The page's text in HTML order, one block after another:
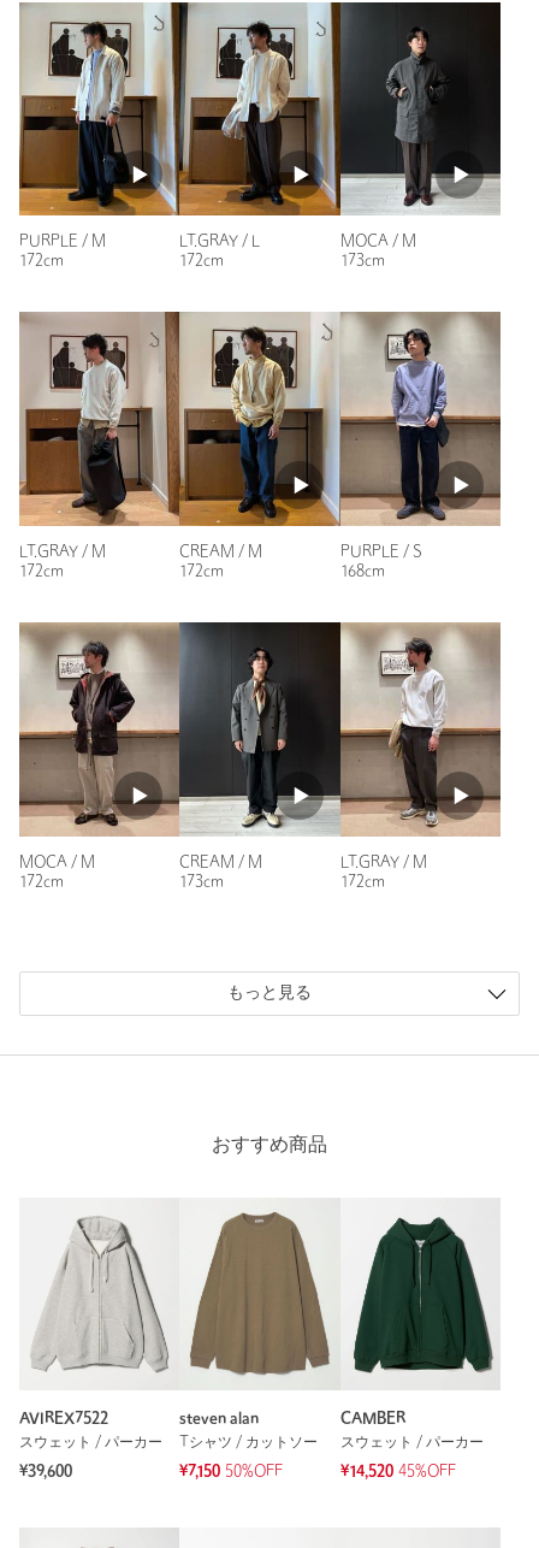
COTTON100％
洗濯表示 洗濯機洗い可(弱) 洗濯表示について
原産国 中国製
商品番号 8112-1-000006
性別：
年代： 40代後半
身長：185cm
普段の着用サイズ：
XL～
3人が参考になったと回答
参考になった
ニックネーム： NC
投稿日： 2026年1月11日
購入サイズ：S
｜
購入カラー：CREAM
購入商品のサイズ感：少し大きい
身幅にはゆとりがあり、ボトムスは細めよりも少し太めのシル
エットの方が合うと思います。
た。
性別：男性
年代：30代後半
身長：173cm
普段の着用サイズ：
3人が参考になったと回答
参考になった
した。濃すぎないパープルの淡い色味が気に入っています。
173cm、64kgの標準体型で、STEVEN ALANでは、いつもM
少しゆったり目のサイズ感で着心地も非常に良いです。
性別：男性
年代：
40代後半
身長：
普段の着用サイズ：
M
2人が参考になったと回答
参考になった
PURPLE / M
172cm
LT.GRAY / L
172cm
MOCA / M
173cm
LT.GRAY / M
172cm
CREAM / M
172cm
PURPLE / S
168cm
MOCA / M
172cm
CREAM / M
173cm
LT.GRAY / M
172cm
もっと見る
おすすめ商品
AVIREX7522
スウェット / パーカー
¥39,600
steven alan
Tシャツ / カットソー
¥7,150 50%OFF
CAMBER
スウェット / パーカー
¥14,520 45%OFF